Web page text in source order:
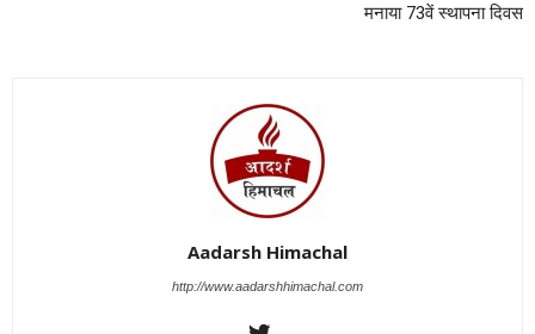
मनाया 73वें स्थापना दिवस
Aadarsh Himachal
http://www.aadarshhimachal.com